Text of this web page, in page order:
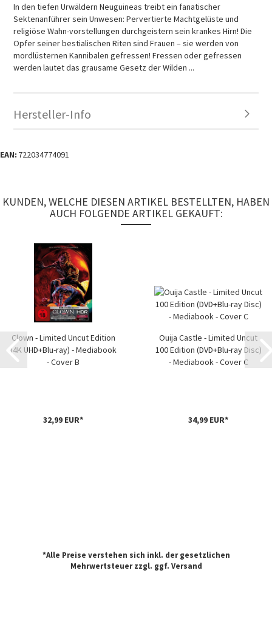
In den tiefen Urwäldern Neuguineas treibt ein fanatischer
Sektenanführer sein Unwesen: Pervertierte Machtgelüste und
religiöse Wahn-vorstellungen durchgeistern sein krankes Hirn! Die
Opfer seiner bestialischen Riten sind Frauen – sie werden von
mordlüsternen Kannibalen gefressen! Fressen oder gefressen
werden lautet das grausame Gesetz der Wilden ...
Hersteller-Info
EAN: 722034774091
KUNDEN, WELCHE DIESEN ARTIKEL BESTELLTEN, HABEN
AUCH FOLGENDE ARTIKEL GEKAUFT:
Clown - Limited Uncut Edition
(4K UHD+Blu-ray) - Mediabook
- Cover B
32,99 EUR*
Ouija Castle - Limited Uncut
100 Edition (DVD+Blu-ray Disc)
- Mediabook - Cover C
34,99 EUR*
*Alle Preise verstehen sich inkl. der gesetzlichen
Mehrwertsteuer zzgl. ggf. Versand